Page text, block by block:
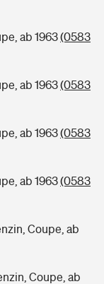
ab 1963(0583
ab 1963(0583
ab 1963(0583
ab 1963(0583
Coupe, ab
Coupe, ab